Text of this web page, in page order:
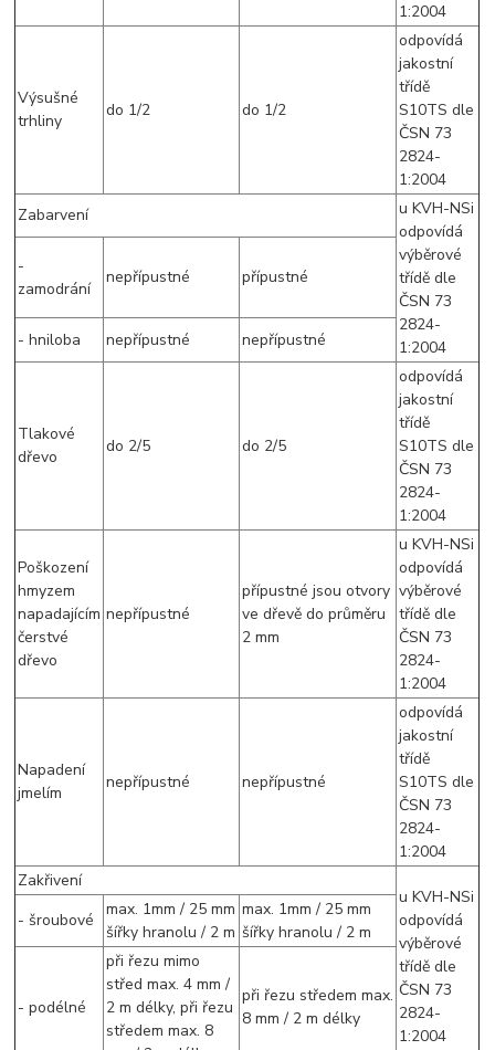
1:2004
Výsušné
trhliny
do 1/2 do 1/2
odpovídá
jakostní
třídě
S10TS dle
ČSN 73
2824-
1:2004
Zabarvení
u KVH-NSi
odpovídá
výběrové
třídě dle
ČSN 73
2824-
1:2004
-
zamodrání
nepřípustné přípustné
- hniloba nepřípustné nepřípustné
Tlakové
dřevo
do 2/5 do 2/5
odpovídá
jakostní
třídě
S10TS dle
ČSN 73
2824-
1:2004
Poškození
hmyzem
napadajícím
čerstvé
dřevo
nepřípustné
přípustné jsou otvory
ve dřevě do průměru
2 mm
u KVH-NSi
odpovídá
výběrové
třídě dle
ČSN 73
2824-
1:2004
Napadení
jmelím
nepřípustné nepřípustné
odpovídá
jakostní
třídě
S10TS dle
ČSN 73
2824-
1:2004
Zakřivení
u KVH-NSi
odpovídá
výběrové
třídě dle
ČSN 73
2824-
1:2004
- šroubové
max. 1mm / 25 mm
šířky hranolu / 2 m
max. 1mm / 25 mm
šířky hranolu / 2 m
- podélné
při řezu mimo
střed max. 4 mm /
2 m délky, při řezu
středem max. 8
při řezu středem max.
8 mm / 2 m délky